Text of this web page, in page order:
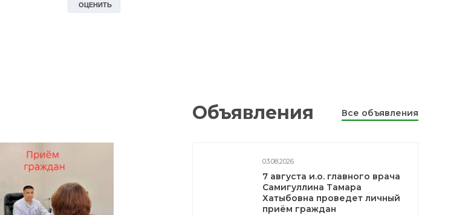
Объявления Все объявления
03.08.2026
7 августа и.о. главного врача
Самигуллина Тамара
Хатыбовна проведет личный
приём граждан